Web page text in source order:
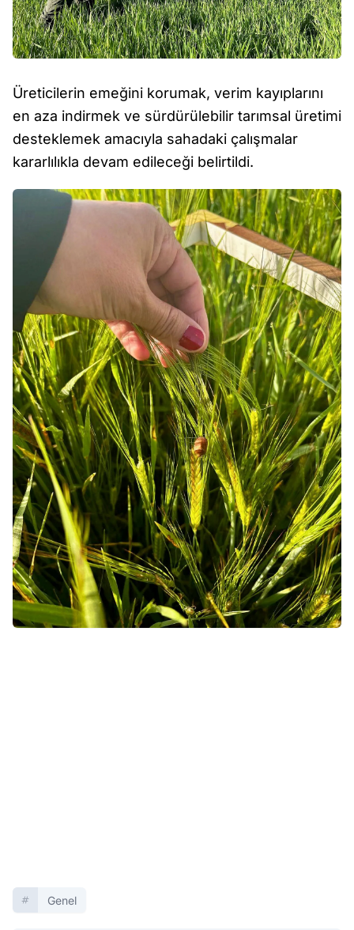
Üreticilerin emeğini korumak, verim kayıplarını
en aza indirmek ve sürdürülebilir tarımsal üretimi
desteklemek amacıyla sahadaki çalışmalar
kararlılıkla devam edileceği belirtildi.
Genel